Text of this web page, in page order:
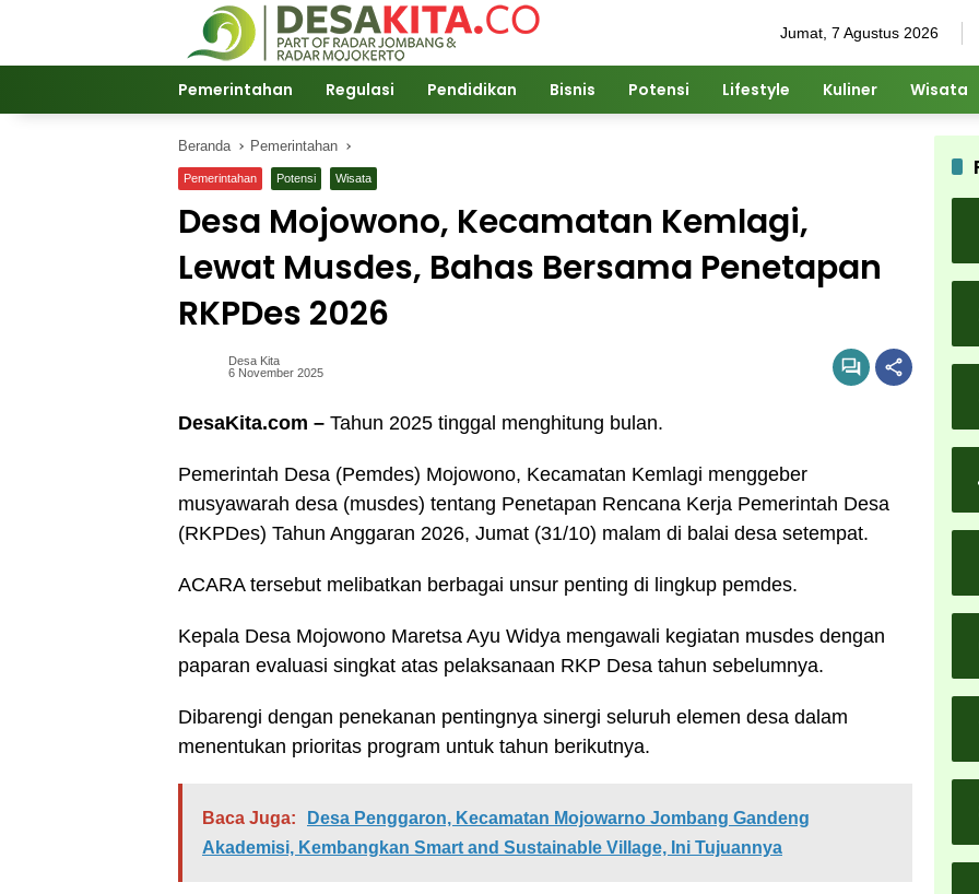
Jumat, 7 Agustus 2026
Pemerintahan Regulasi Pendidikan Bisnis Potensi Lifestyle Kuliner Wisata
Beranda Pemerintahan
Pemerintahan Potensi Wisata
Desa Mojowono, Kecamatan Kemlagi,
Lewat Musdes, Bahas Bersama Penetapan
RKPDes 2026
Desa Kita
6 November 2025
DesaKita.com – Tahun 2025 tinggal menghitung bulan.
Pemerintah Desa (Pemdes) Mojowono, Kecamatan Kemlagi menggeber
musyawarah desa (musdes) tentang Penetapan Rencana Kerja Pemerintah Desa
(RKPDes) Tahun Anggaran 2026, Jumat (31/10) malam di balai desa setempat.
ACARA tersebut melibatkan berbagai unsur penting di lingkup pemdes.
Kepala Desa Mojowono Maretsa Ayu Widya mengawali kegiatan musdes dengan
paparan evaluasi singkat atas pelaksanaan RKP Desa tahun sebelumnya.
Dibarengi dengan penekanan pentingnya sinergi seluruh elemen desa dalam
menentukan prioritas program untuk tahun berikutnya.
Baca Juga:
Desa Penggaron, Kecamatan Mojowarno Jombang Gandeng
Akademisi, Kembangkan Smart and Sustainable Village, Ini Tujuannya